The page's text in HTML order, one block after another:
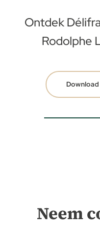
Ontdek
Rodolphe
Neem